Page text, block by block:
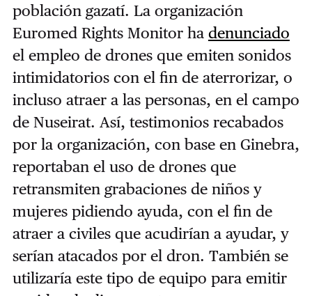
población gazatí. La organización
Euromed Rights Monitor ha denunciado
el empleo de drones que emiten sonidos
intimidatorios con el fin de aterrorizar, o
incluso atraer a las personas, en el campo
de Nuseirat. Así, testimonios recabados
por la organización, con base en Ginebra,
reportaban el uso de drones que
retransmiten grabaciones de niños y
mujeres pidiendo ayuda, con el fin de
atraer a civiles que acudirían a ayudar, y
serían atacados por el dron. También se
utilizaría este tipo de equipo para emitir